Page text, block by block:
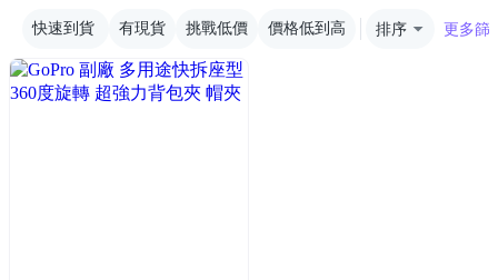
快速到貨 有現貨 挑戰低價 價格低到高 排序 更多篩